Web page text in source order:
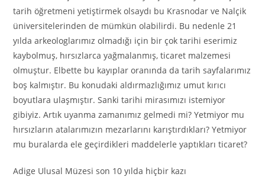
tarih öğretmeni yetiştirmek olsaydı bu Krasnodar ve Nalçik
üniversitelerinden de mümkün olabilirdi. Bu nedenle 21
yılda arkeologlarımız olmadığı için bir çok tarihi eserimiz
kaybolmuş, hırsızlarca yağmalanmış, ticaret malzemesi
olmuştur. Elbette bu kayıplar oranında da tarih sayfalarımız
boş kalmıştır. Bu konudaki aldırmazlığımız umut kırıcı
boyutlara ulaşmıştır. Sanki tarihi mirasımızı istemiyor
gibiyiz. Artık uyanma zamanımız gelmedi mi? Yetmiyor mu
hırsızların atalarımızın mezarlarını karıştırdıkları? Yetmiyor
mu buralarda ele geçirdikleri maddelerle yaptıkları ticaret?
Adige Ulusal Müzesi son 10 yılda hiçbir kazı